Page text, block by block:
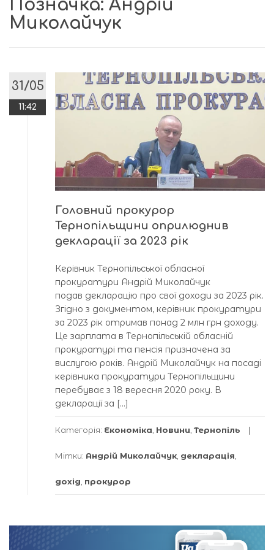
Позначка: Андрій
Миколайчук
31/05
11:42
Головний прокурор
Тернопільщини оприлюднив
декларації за 2023 рік
Керівник Тернопільської обласної
прокуратури Андрій Миколайчук
подав декларацію про свої доходи за 2023 рік.
Згідно з документом, керівник прокуратури
за 2023 рік отримав понад 2 млн грн доходу.
Це зарплата в Тернопільській обласній
прокуратурі та пенсія призначена за
вислугою років. Андрій Миколайчук на посаді
керівника прокуратури Тернопільщини
перебуває з 18 вересня 2020 року. В
декларації за […]
Категорія: Економіка Новини Тернопіль
Мітки: Андрій Миколайчук декларація
дохід прокурор